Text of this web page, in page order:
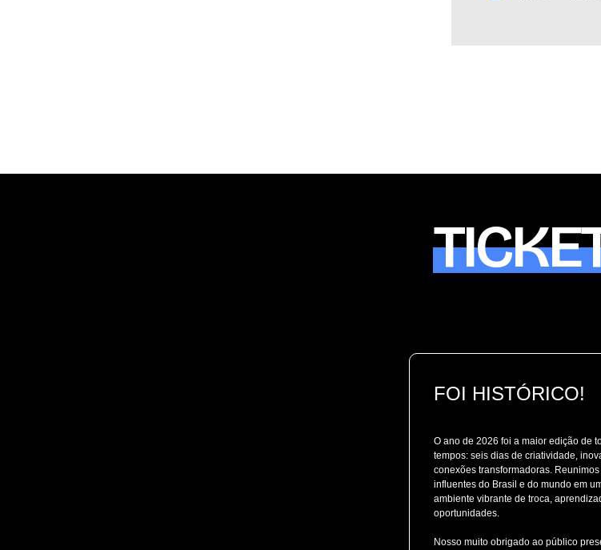
FOI HISTÓRICO!
O ano de 2026 foi a maior edição de
tempos: seis dias de criatividade,
conexões transformadoras.
influentes do Brasil e do mundo em
ambiente vibrante de troca,
oportunidades.
Nosso muito obrigado ao público